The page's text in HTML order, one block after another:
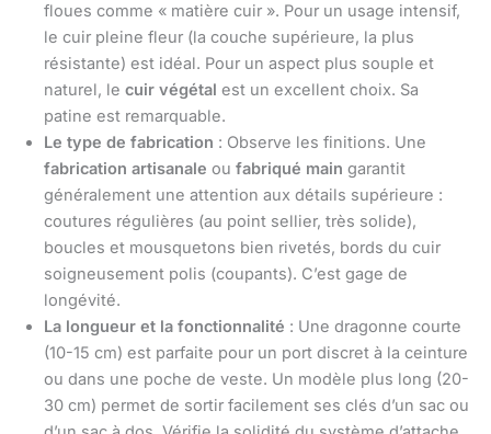
floues comme « matière cuir ». Pour un usage intensif,
le cuir pleine fleur (la couche supérieure, la plus
résistante) est idéal. Pour un aspect plus souple et
naturel, le cuir végétal est un excellent choix. Sa
patine est remarquable.
Le type de fabrication : Observe les finitions. Une
fabrication artisanale ou fabriqué main garantit
généralement une attention aux détails supérieure :
coutures régulières (au point sellier, très solide),
boucles et mousquetons bien rivetés, bords du cuir
soigneusement polis (coupants). C’est gage de
longévité.
La longueur et la fonctionnalité : Une dragonne courte
(10-15 cm) est parfaite pour un port discret à la ceinture
ou dans une poche de veste. Un modèle plus long (20-
30 cm) permet de sortir facilement ses clés d’un sac ou